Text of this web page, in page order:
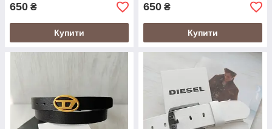
650 ₴
Купити
650 ₴
Купити